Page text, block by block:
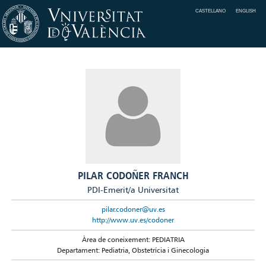
CASTELLANO ENGLISH
PILAR CODOÑER FRANCH
PDI-Emerit/a Universitat
pilar.codoner@uv.es
http://www.uv.es/codoner
Àrea de coneixement: PEDIATRIA
Departament: Pediatria, Obstetrícia i Ginecologia